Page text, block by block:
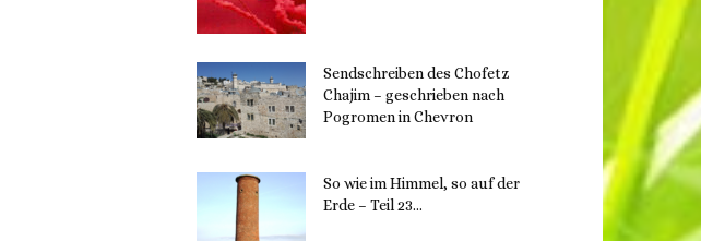
Sendschreiben des Chofetz
Chajim – geschrieben nach
Pogromen in Chevron
So wie im Himmel, so auf der
Erde – Teil 23...